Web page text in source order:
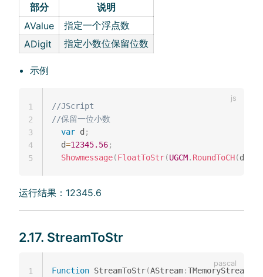
部分
说明
AValue
指定一个浮点数
ADigit
指定小数位保留位数
示例
//JScript
//保留一位小数
var d ;
  d
=12345.56;
Showmessage(FloatToStr(UGCM. RoundToCH(d
1
2
3
4
5
运行结果：12345.6
2.17. StreamToStr
Function StreamToStr(AStream:TMemoryStream
1